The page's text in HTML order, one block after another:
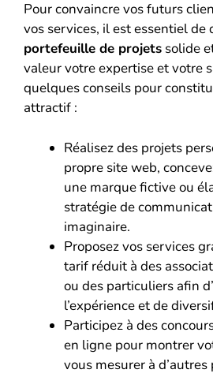
Pour convaincre vos futurs
vos services, il est essentiel de
portefeuille de projets solide
valeur votre expertise et votre
quelques conseils pour
attractif :
Réalisez des projets
propre site web,
une marque fictive ou
stratégie de
imaginaire.
Proposez vos services
tarif réduit à des
ou des particuliers afin
l’expérience et de
Participez à des
en ligne pour montrer
vous mesurer à